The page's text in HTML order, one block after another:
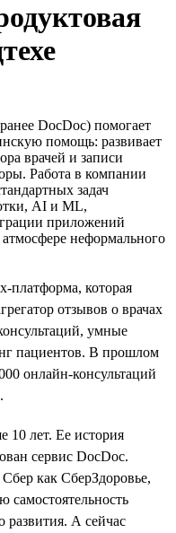
DocDoc) помогает
помощь: развивает
врачей и записи
Работа в компании
задач
AI и ML,
приложений
неформального
платформа, которая
отзывов о врачах
умные
пациентов. В прошлом
онлайн-консультаций
10 лет. Ее история
сервис DocDoc.
как СберЗдоровье,
самостоятельность
развития. А сейчас